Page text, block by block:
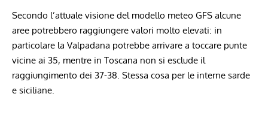
Secondo l’attuale visione del modello meteo GFS alcune
aree potrebbero raggiungere valori molto elevati: in
particolare la Valpadana potrebbe arrivare a toccare punte
vicine ai 35, mentre in Toscana non si esclude il
raggiungimento dei 37-38. Stessa cosa per le interne sarde
e siciliane.